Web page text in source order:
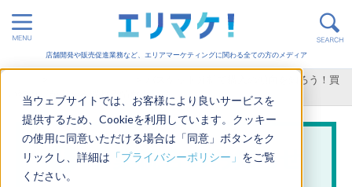
当ウェブサイトでは、お客様により良いサービスを
提供するため、Cookieを利用しています。クッキー
の使用に同意いただける場合は「同意」ボタンをク
リックし、詳細は 「プライバシーポリシー」 をご覧
ください。
店舗開発や販売促進業務など、エリアマーケティングに関わる全ての方のメディア
バスケット分析で購入の傾向を知ろう！買
い物カゴから読み取れる情報とは？